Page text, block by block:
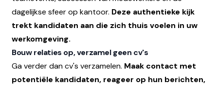
dagelijkse sfeer op kantoor. Deze authentieke kijk
trekt kandidaten aan die zich thuis voelen in uw
werkomgeving.
Bouw relaties op, verzamel geen cv's
Ga verder dan cv's verzamelen. Maak contact met
potentiële kandidaten, reageer op hun berichten,